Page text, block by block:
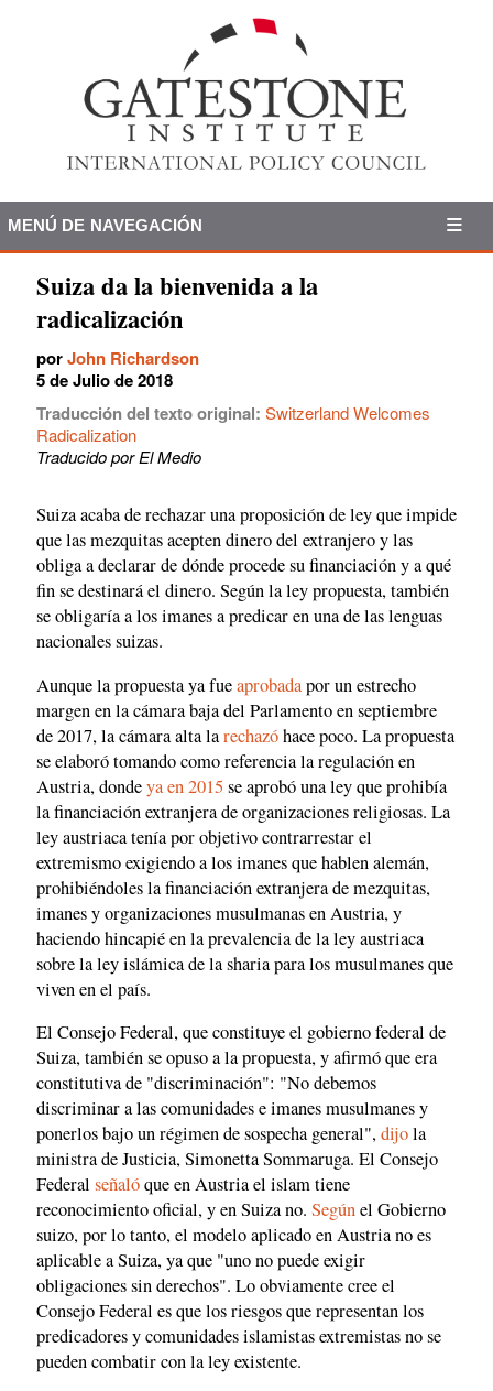
MENÚ DE NAVEGACIÓN
Suiza da la bienvenida a la
radicalización
porJohn Richardson
5 de Julio de 2018
Traducción del texto original: Switzerland Welcomes
Radicalization
Traducido por El Medio
Suiza acaba de rechazar una proposición de ley que impide
que las mezquitas acepten dinero del extranjero y las
obliga a declarar de dónde procede su financiación y a qué
fin se destinará el dinero. Según la ley propuesta, también
se obligaría a los imanes a predicar en una de las lenguas
nacionales suizas.
Aunque la propuesta ya fueaprobadapor un estrecho
margen en la cámara baja del Parlamento en septiembre
de 2017, la cámara alta larechazóhace poco. La propuesta
se elaboró tomando como referencia la regulación en
Austria, dondeya en 2015se aprobó una ley que prohibía
la financiación extranjera de organizaciones religiosas. La
ley austriaca tenía por objetivo contrarrestar el
extremismo exigiendo a los imanes que hablen alemán,
prohibiéndoles la financiación extranjera de mezquitas,
imanes y organizaciones musulmanas en Austria, y
haciendo hincapié en la prevalencia de la ley austriaca
sobre la ley islámica de la sharia para los musulmanes que
viven en el país.
El Consejo Federal, que constituye el gobierno federal de
Suiza, también se opuso a la propuesta, y afirmó que era
constitutiva de "discriminación": "No debemos
discriminar a las comunidades e imanes musulmanes y
ponerlos bajo un régimen de sospecha general",dijola
ministra de Justicia, Simonetta Sommaruga. El Consejo
Federal señalóque en Austria el islam tiene
reconocimiento oficial, y en Suiza no. Segúnel Gobierno
suizo, por lo tanto, el modelo aplicado en Austria no es
aplicable a Suiza, ya que "uno no puede exigir
obligaciones sin derechos". Lo obviamente cree el
Consejo Federal es que los riesgos que representan los
predicadores y comunidades islamistas extremistas no se
pueden combatir con la ley existente.